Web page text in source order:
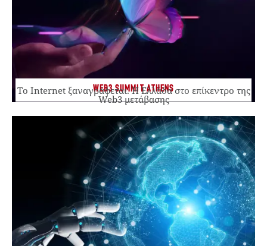
WEB3 SUMMIT ATHENS
Το Internet ξαναγράφεται. Η Ελλάδα στο επίκεντρο της
Web3 μετάβασης